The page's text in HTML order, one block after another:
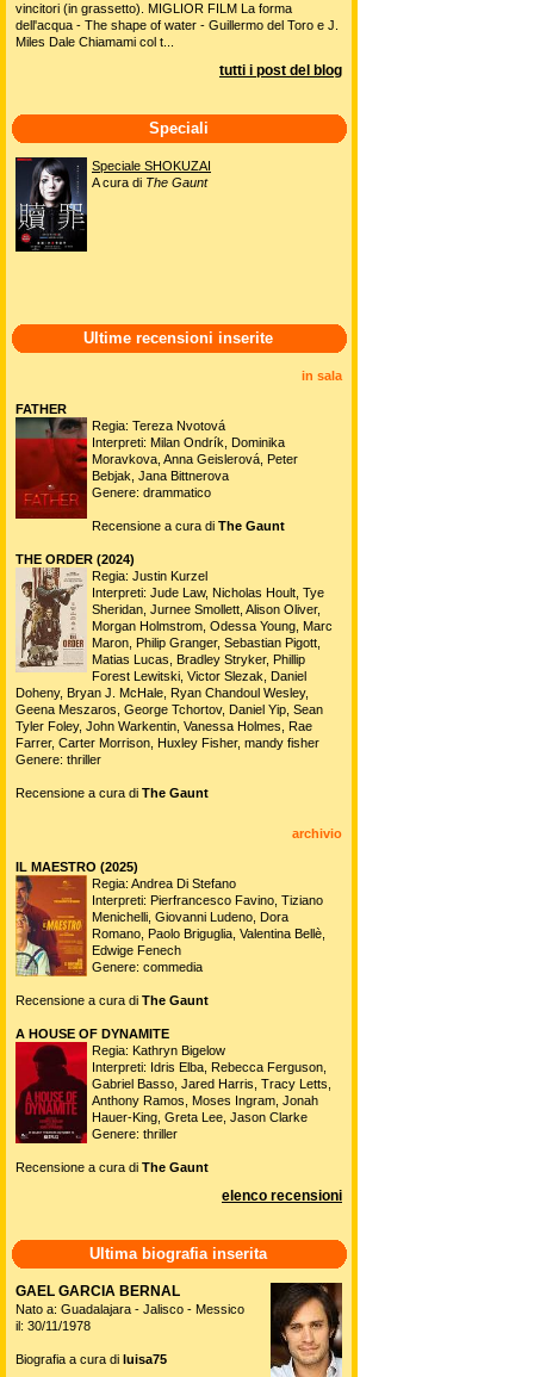
vincitori (in grassetto). MIGLIOR FILM La forma
dell'acqua - The shape of water - Guillermo del Toro e J.
Miles Dale Chiamami col t...
tutti i post del blog
Speciali
Speciale SHOKUZAI
A cura di The Gaunt
Ultime recensioni inserite
in sala
FATHER
Regia: Tereza Nvotová
Interpreti: Milan Ondrík, Dominika
Moravkova, Anna Geislerová, Peter
Bebjak, Jana Bittnerova
Genere: drammatico
Recensione a cura di The Gaunt
THE ORDER (2024)
Regia: Justin Kurzel
Interpreti: Jude Law, Nicholas Hoult, Tye
Sheridan, Jurnee Smollett, Alison Oliver,
Morgan Holmstrom, Odessa Young, Marc
Maron, Philip Granger, Sebastian Pigott,
Matias Lucas, Bradley Stryker, Phillip
Forest Lewitski, Victor Slezak, Daniel
Doheny, Bryan J. McHale, Ryan Chandoul Wesley,
Geena Meszaros, George Tchortov, Daniel Yip, Sean
Tyler Foley, John Warkentin, Vanessa Holmes, Rae
Farrer, Carter Morrison, Huxley Fisher, mandy fisher
Genere: thriller
Recensione a cura di The Gaunt
archivio
IL MAESTRO (2025)
Regia: Andrea Di Stefano
Interpreti: Pierfrancesco Favino, Tiziano
Menichelli, Giovanni Ludeno, Dora
Romano, Paolo Briguglia, Valentina Bellè,
Edwige Fenech
Genere: commedia
Recensione a cura di The Gaunt
A HOUSE OF DYNAMITE
Regia: Kathryn Bigelow
Interpreti: Idris Elba, Rebecca Ferguson,
Gabriel Basso, Jared Harris, Tracy Letts,
Anthony Ramos, Moses Ingram, Jonah
Hauer-King, Greta Lee, Jason Clarke
Genere: thriller
Recensione a cura di The Gaunt
elenco recensioni
Ultima biografia inserita
GAEL GARCIA BERNAL
Nato a: Guadalajara - Jalisco - Messico
il: 30/11/1978
Biografia a cura di luisa75